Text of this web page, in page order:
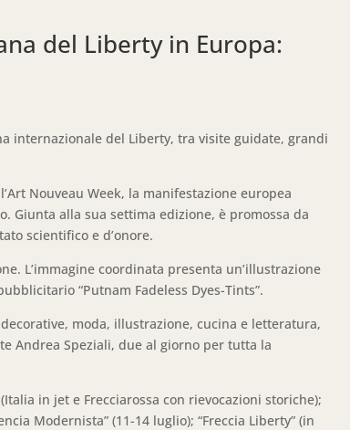
del Liberty in Europa:
internazionale del Liberty, tra visite guidate, grandi
Nouveau Week, la manifestazione europea
Giunta alla sua settima edizione, è promossa da
scientifico e d’onore.
L’immagine coordinata presenta un’illustrazione
“Putnam Fadeless Dyes-Tints”.
moda, illustrazione, cucina e letteratura,
Andrea Speziali, due al giorno per tutta la
in jet e Frecciarossa con rievocazioni storiche);
Modernista” (11-14 luglio); “Freccia Liberty” (in